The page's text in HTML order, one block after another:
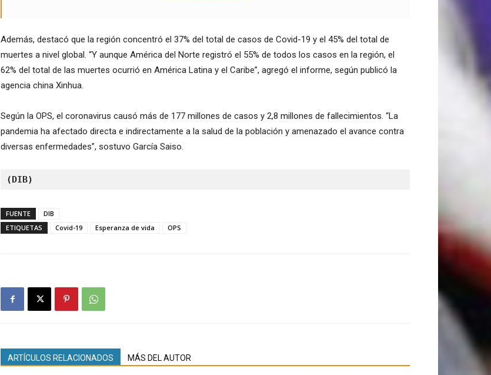
Además, destacó que la región concentró el 37% del total de casos de Covid-19 y el 45% del total de
muertes a nivel global. “Y aunque América del Norte registró el 55% de todos los casos en la región, el
62% del total de las muertes ocurrió en América Latina y el Caribe”, agregó el informe, según publicó la
agencia china Xinhua.
Según la OPS, el coronavirus causó más de 177 millones de casos y 2,8 millones de fallecimientos. “La
pandemia ha afectado directa e indirectamente a la salud de la población y amenazado el avance contra
diversas enfermedades”, sostuvo García Saiso.
(DIB)
FUENTE
DIB
ETIQUETAS
Covid-19 Esperanza de vida OPS
ARTÍCULOS RELACIONADOS MÁS DEL AUTOR